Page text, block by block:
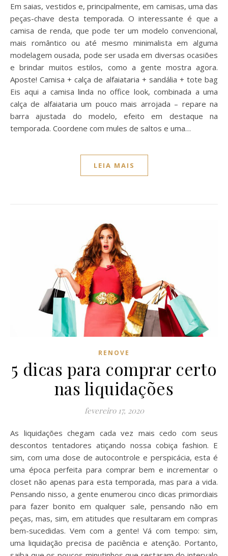
Em saias, vestidos e, principalmente, em camisas, uma das
peças-chave desta temporada. O interessante é que a
camisa de renda, que pode ter um modelo convencional,
mais romântico ou até mesmo minimalista em alguma
modelagem ousada, pode ser usada em diversas ocasiões
e brindar muitos estilos, como a gente mostra agora.
Aposte! Camisa + calça de alfaiataria + sandália + tote bag
Eis aqui a camisa linda no office look, combinada a uma
calça de alfaiataria um pouco mais arrojada – repare na
barra ajustada do modelo, efeito em destaque na
temporada. Coordene com mules de saltos e uma…
LEIA MAIS
RENOVE
5 dicas para comprar certo
nas liquidações
fevereiro 17, 2020
As liquidações chegam cada vez mais cedo com seus
descontos tentadores atiçando nossa cobiça fashion. E
sim, com uma dose de autocontrole e perspicácia, esta é
uma época perfeita para comprar bem e incrementar o
closet não apenas para esta temporada, mas para a vida.
Pensando nisso, a gente enumerou cinco dicas primordiais
para fazer bonito em qualquer sale, pensando não em
peças, mas, sim, em atitudes que resultaram em compras
bem-sucedidas. Vem com a gente! Vá com tempo: sim,
uma liquidação precisa de paciência e atenção. Portanto,